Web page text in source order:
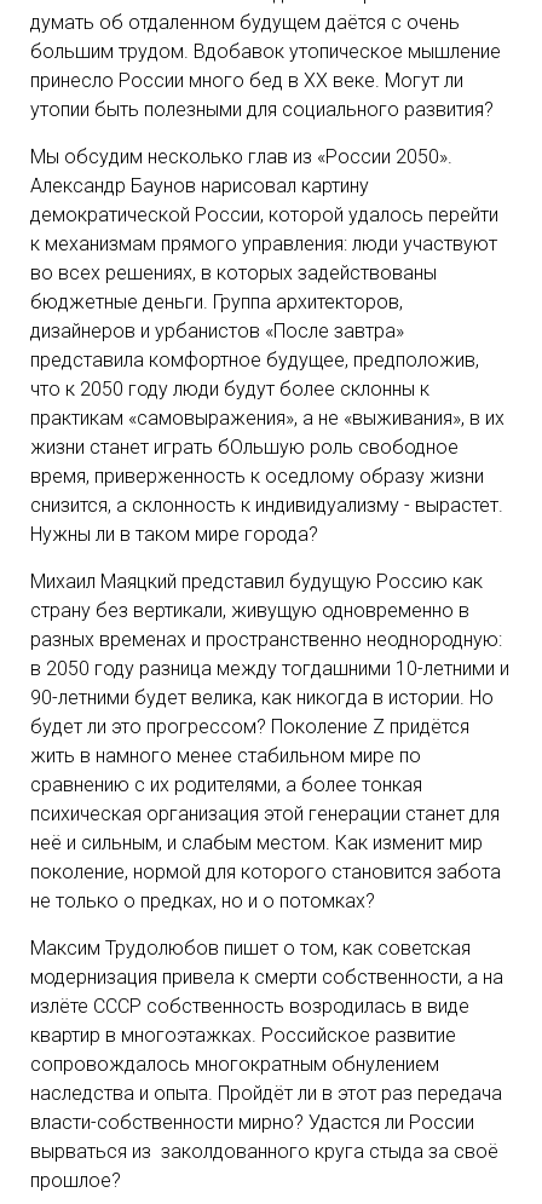
думать об отдаленном будущем даётся с очень
большим трудом. Вдобавок утопическое мышление
принесло России много бед в ХХ веке. Могут ли
утопии быть полезными для социального развития?
Мы обсудим несколько глав из «России 2050».
Александр Баунов нарисовал картину
демократической России, которой удалось перейти
к механизмам прямого управления: люди участвуют
во всех решениях, в которых задействованы
бюджетные деньги. Группа архитекторов,
дизайнеров и урбанистов «После завтра»
представила комфортное будущее, предположив,
что к 2050 году люди будут более склонны к
практикам «самовыражения», а не «выживания», в их
жизни станет играть бОльшую роль свободное
время, приверженность к оседлому образу жизни
снизится, а склонность к индивидуализму - вырастет.
Нужны ли в таком мире города?
Михаил Маяцкий представил будущую Россию как
страну без вертикали, живущую одновременно в
разных временах и пространственно неоднородную:
в 2050 году разница между тогдашними 10-летними и
90-летними будет велика, как никогда в истории. Но
будет ли это прогрессом? Поколение Z придётся
жить в намного менее стабильном мире по
сравнению с их родителями, а более тонкая
психическая организация этой генерации станет для
неё и сильным, и слабым местом. Как изменит мир
поколение, нормой для которого становится забота
не только о предках, но и о потомках?
Максим Трудолюбов пишет о том, как советская
модернизация привела к смерти собственности, а на
излёте СССР собственность возродилась в виде
квартир в многоэтажках. Российское развитие
сопровождалось многократным обнулением
наследства и опыта. Пройдёт ли в этот раз передача
власти-собственности мирно? Удастся ли России
вырваться из заколдованного круга стыда за своё
прошлое?